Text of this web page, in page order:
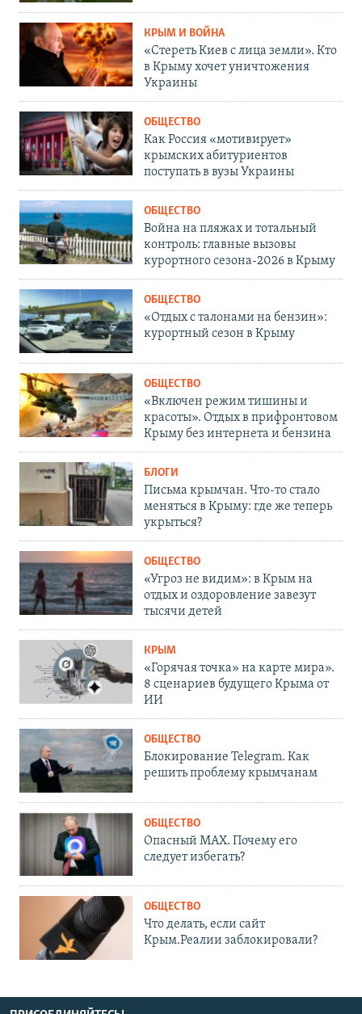
КРЫМ И ВОЙНА
«Стереть Киев с лица земли». Кто
в Крыму хочет уничтожения
Украины
ОБЩЕСТВО
Как Россия «мотивирует»
крымских абитуриентов
поступать в вузы Украины
ОБЩЕСТВО
Война на пляжах и тотальный
контроль: главные вызовы
курортного сезона-2026 в Крыму
ОБЩЕСТВО
«Отдых с талонами на бензин»:
курортный сезон в Крыму
ОБЩЕСТВО
«Включен режим тишины и
красоты». Отдых в прифронтовом
Крыму без интернета и бензина
БЛОГИ
Письма крымчан. Что-то стало
меняться в Крыму: где же теперь
укрыться?
ОБЩЕСТВО
«Угроз не видим»: в Крым на
отдых и оздоровление завезут
тысячи детей
КРЫМ
«Горячая точка» на карте мира».
8 сценариев будущего Крыма от
ИИ
ОБЩЕСТВО
Блокирование Telegram. Как
решить проблему крымчанам
ОБЩЕСТВО
Опасный MAX. Почему его
следует избегать?
ОБЩЕСТВО
Что делать, если сайт
Крым.Реалии заблокировали?